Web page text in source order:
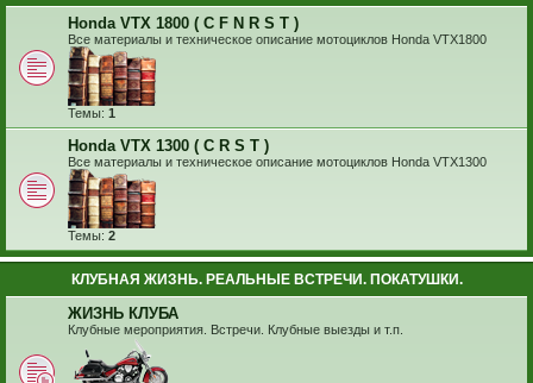
Honda VTX 1800 ( C F N R S T )
Все материалы и техническое описание мотоциклов Honda VTX1800
Темы: 1
Honda VTX 1300 ( C R S T )
Все материалы и техническое описание мотоциклов Honda VTX1300
Темы: 2
КЛУБНАЯ ЖИЗНЬ. РЕАЛЬНЫЕ ВСТРЕЧИ. ПОКАТУШКИ.
ЖИЗНЬ КЛУБА
Клубные мероприятия. Встречи. Клубные выезды и т.п.